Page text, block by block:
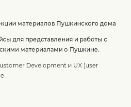
материалов Пушкинского дома
для представления и работы с
материалами o Пушкине.
Development и UX (user